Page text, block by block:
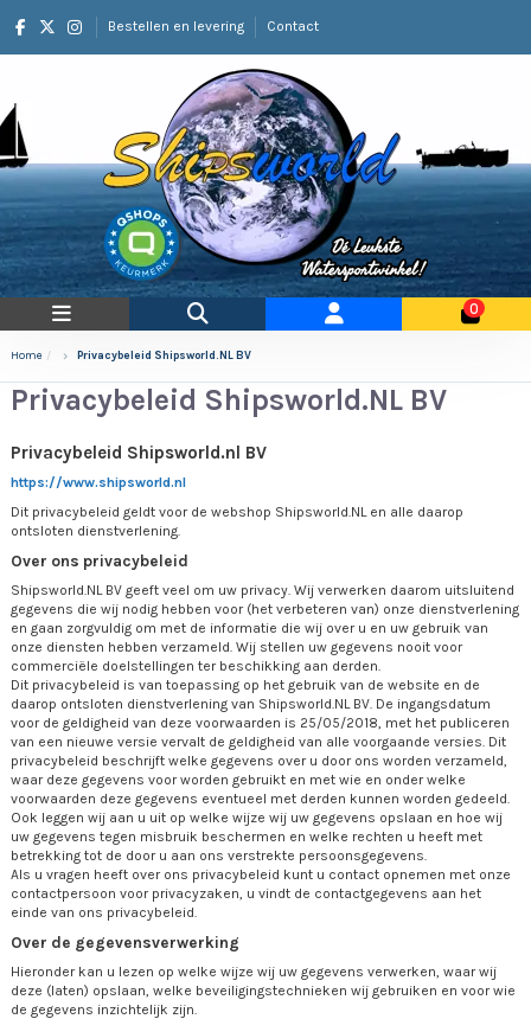
Bestellen en levering Contact
0
Home Privacybeleid Shipsworld.NL BV
Privacybeleid Shipsworld.NL BV
Privacybeleid Shipsworld.nl BV
https://www.shipsworld.nl
Dit privacybeleid geldt voor de webshop Shipsworld.NL en alle daarop
ontsloten dienstverlening.
Over ons privacybeleid
Shipsworld.NL BV geeft veel om uw privacy. Wij verwerken daarom uitsluitend
gegevens die wij nodig hebben voor (het verbeteren van) onze dienstverlening
en gaan zorgvuldig om met de informatie die wij over u en uw gebruik van
onze diensten hebben verzameld. Wij stellen uw gegevens nooit voor
commerciële doelstellingen ter beschikking aan derden.
Dit privacybeleid is van toepassing op het gebruik van de website en de
daarop ontsloten dienstverlening van Shipsworld.NL BV. De ingangsdatum
voor de geldigheid van deze voorwaarden is 25/05/2018, met het publiceren
van een nieuwe versie vervalt de geldigheid van alle voorgaande versies. Dit
privacybeleid beschrijft welke gegevens over u door ons worden verzameld,
waar deze gegevens voor worden gebruikt en met wie en onder welke
voorwaarden deze gegevens eventueel met derden kunnen worden gedeeld.
Ook leggen wij aan u uit op welke wijze wij uw gegevens opslaan en hoe wij
uw gegevens tegen misbruik beschermen en welke rechten u heeft met
betrekking tot de door u aan ons verstrekte persoonsgegevens.
Als u vragen heeft over ons privacybeleid kunt u contact opnemen met onze
contactpersoon voor privacyzaken, u vindt de contactgegevens aan het
einde van ons privacybeleid.
Over de gegevensverwerking
Hieronder kan u lezen op welke wijze wij uw gegevens verwerken, waar wij
deze (laten) opslaan, welke beveiligingstechnieken wij gebruiken en voor wie
de gegevens inzichtelijk zijn.